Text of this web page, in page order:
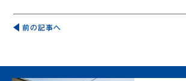
稿
シ
前の記事へ